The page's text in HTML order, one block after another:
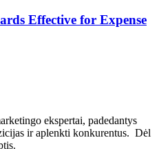
Effective for Expense
ekspertai, padedantys
ir aplenkti konkurentus. Dėl